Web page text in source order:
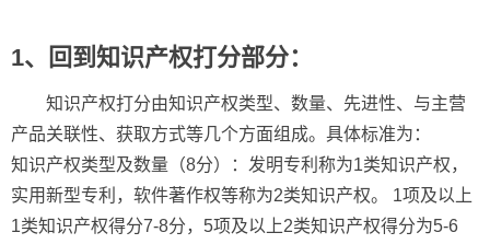
1、回到知识产权打分部分：
知识产权打分由知识产权类型、数量、先进性、与主营
产品关联性、获取方式等几个方面组成。具体标准为：
知识产权类型及数量（8分）：发明专利称为1类知识产权，
实用新型专利，软件著作权等称为2类知识产权。 1项及以上
1类知识产权得分7-8分，5项及以上2类知识产权得分为5-6